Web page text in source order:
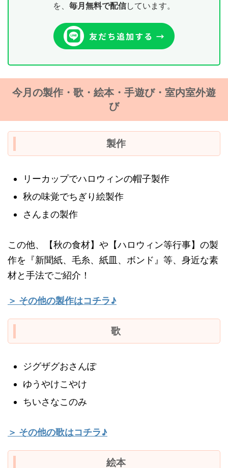
を、 毎月無料で配信しています。
今月の製作・歌・絵本・手遊び・室内室外遊
び
製作
リーカップでハロウィンの帽子製作
秋の味覚でちぎり絵製作
さんまの製作
この他、【秋の食材】や【ハロウィン等行事】の製
作を『新聞紙、毛糸、紙皿、ボンド』等、身近な素
材と手法でご紹介！
＞ その他の製作はコチラ♪
歌
ジグザグおさんぽ
ゆうやけこやけ
ちいさなこのみ
＞ その他の歌はコチラ♪
絵本